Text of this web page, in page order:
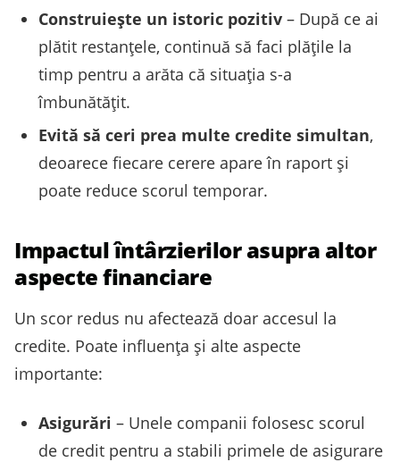
Construiește un istoric pozitiv – După ce ai
plătit restanțele, continuă să faci plățile la
timp pentru a arăta că situația s-a
îmbunătățit.
Evită să ceri prea multe credite simultan,
deoarece fiecare cerere apare în raport și
poate reduce scorul temporar.
Impactul întârzierilor asupra altor
aspecte financiare
Un scor redus nu afectează doar accesul la
credite. Poate influența și alte aspecte
importante:
Asigurări – Unele companii folosesc scorul
de credit pentru a stabili primele de asigurare